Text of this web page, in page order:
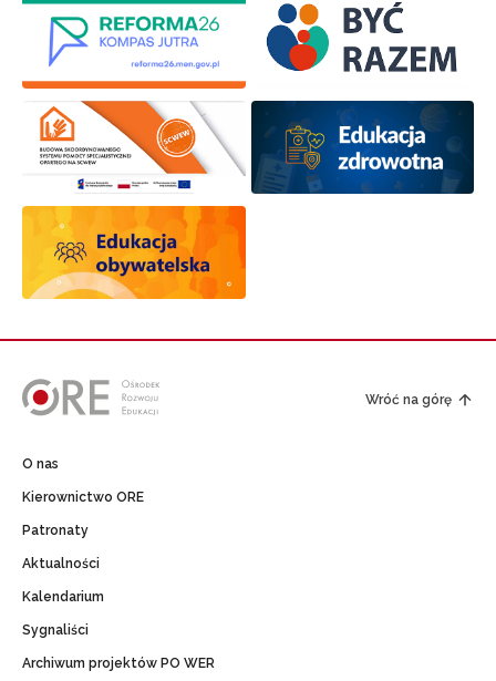
Wróć na górę
O nas
Kierownictwo ORE
Patronaty
Aktualności
Kalendarium
Sygnaliści
Archiwum projektów PO WER